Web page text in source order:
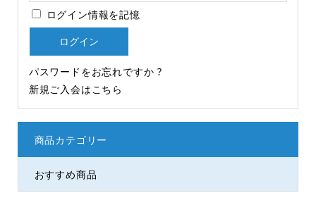
ログイン情報を記憶
パスワードをお忘れですか ?
新規ご入会はこちら
商品カテゴリー
おすすめ商品